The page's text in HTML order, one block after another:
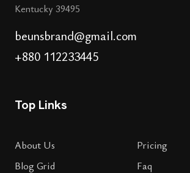
Kentucky 39495
beunsbrand@gmail.com
+880 112233445
Top Links
About Us
Pricing
Blog Grid
Faq